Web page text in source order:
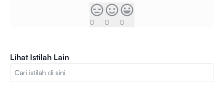
0 0 0
Lihat Istilah Lain